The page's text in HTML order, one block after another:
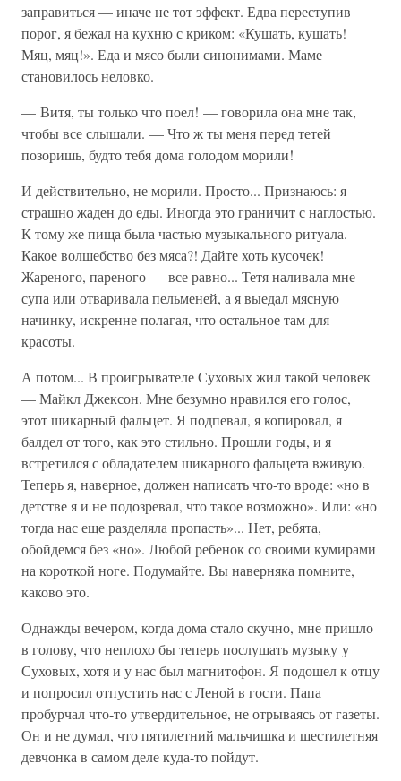
заправиться — иначе не тот эффект. Едва переступив
порог, я бежал на кухню с криком: «Кушать, кушать!
Мяц, мяц!». Еда и мясо были синонимами. Маме
становилось неловко.
— Витя, ты только что поел! — говорила она мне так,
чтобы все слышали. — Что ж ты меня перед тетей
позоришь, будто тебя дома голодом морили!
И действительно, не морили. Просто... Признаюсь: я
страшно жаден до еды. Иногда это граничит с наглостью.
К тому же пища была частью музыкального ритуала.
Какое волшебство без мяса?! Дайте хоть кусочек!
Жареного, пареного — все равно... Тетя наливала мне
супа или отваривала пельменей, а я выедал мясную
начинку, искренне полагая, что остальное там для
красоты.
А потом... В проигрывателе Суховых жил такой человек
— Майкл Джексон. Мне безумно нравился его голос,
этот шикарный фальцет. Я подпевал, я копировал, я
балдел от того, как это стильно. Прошли годы, и я
встретился с обладателем шикарного фальцета вживую.
Теперь я, наверное, должен написать что-то вроде: «но в
детстве я и не подозревал, что такое возможно». Или: «но
тогда нас еще разделяла пропасть»... Нет, ребята,
обойдемся без «но». Любой ребенок со своими кумирами
на короткой ноге. Подумайте. Вы наверняка помните,
каково это.
Однажды вечером, когда дома стало скучно, мне пришло
в голову, что неплохо бы теперь послушать музыку у
Суховых, хотя и у нас был магнитофон. Я подошел к отцу
и попросил отпустить нас с Леной в гости. Папа
пробурчал что-то утвердительное, не отрываясь от газеты.
Он и не думал, что пятилетний мальчишка и шестилетняя
девчонка в самом деле куда-то пойдут.